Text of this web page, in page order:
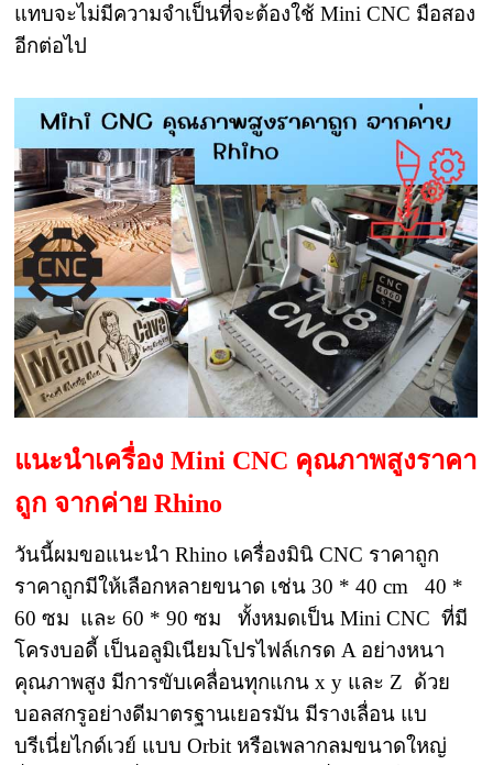
แทบจะไม่มีความจำเป็นที่จะต้องใช้ Mini CNC มือสอง
อีกต่อไป
แนะนำเครื่อง Mini CNC คุณภาพสูงราคา
ถูก จากค่าย Rhino
วันนี้ผมขอแนะนำ Rhino เครื่องมินิ CNC ราคาถูก
ราคาถูกมีให้เลือกหลายขนาด เช่น 30 * 40 cm 40 *
60 ซม และ 60 * 90 ซม ทั้งหมดเป็น Mini CNC ที่มี
โครงบอดี้ เป็นอลูมิเนียมโปรไฟล์เกรด A อย่างหนา
คุณภาพสูง มีการขับเคลื่อนทุกแกน x y และ Z ด้วย
บอลสกรูอย่างดีมาตรฐานเยอรมัน มีรางเลื่อน แบ
บรีเนี่ยไกด์เวย์ แบบ Orbit หรือเพลากลมขนาดใหญ่